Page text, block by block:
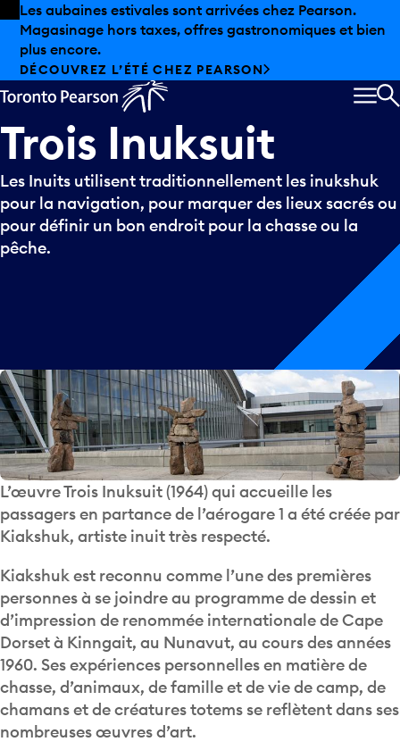
Skip to offers
Passer au contenu principal
Les aubaines estivales sont arrivées chez Pearson.
Magasinage hors taxes, offres gastronomiques et bien
plus encore.
DÉCOUVREZ L’ÉTÉ CHEZ PEARSON
Trois Inuksuit
Les Inuits utilisent traditionnellement les inukshuk
pour la navigation, pour marquer des lieux sacrés ou
pour définir un bon endroit pour la chasse ou la
pêche.
L’œuvre Trois Inuksuit (1964) qui accueille les
passagers en partance de l’aérogare 1 a été créée par
Kiakshuk, artiste inuit très respecté.
Kiakshuk est reconnu comme l’une des premières
personnes à se joindre au programme de dessin et
d’impression de renommée internationale de Cape
Dorset à Kinngait, au Nunavut, au cours des années
1960. Ses expériences personnelles en matière de
chasse, d’animaux, de famille et de vie de camp, de
chamans et de créatures totems se reflètent dans ses
nombreuses œuvres d’art.